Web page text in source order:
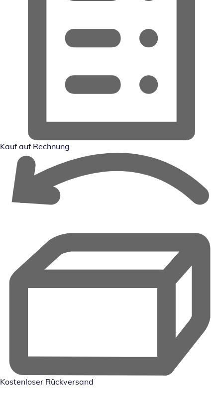
Kauf auf Rechnung
Kostenloser Rückversand